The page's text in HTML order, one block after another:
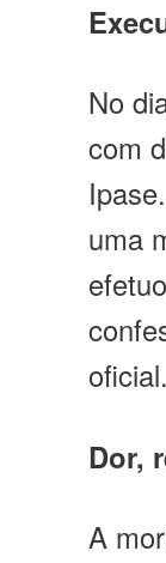
No
com
uma
oficial.
Dor,
A